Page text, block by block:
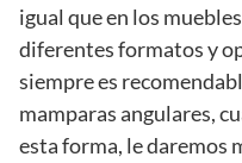
igual que en los
diferentes formatos y
siempre es
mamparas angulares,
esta forma, le daremos